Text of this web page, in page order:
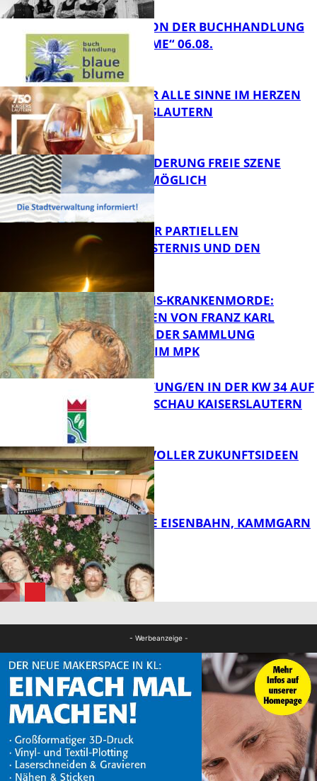
FB Kultur
LESETIPPS VON DER BUCHHANDLUNG
„BLAUE BLUME“ 06.08.
FB Kultur
GENÜSSE FÜR ALLE SINNE IM HERZEN
VON KAISERSLAUTERN
PROJEKTFÖRDERUNG FREIE SZENE
WEITERHIN MÖGLICH
Bildung
VORTRAG ZUR PARTIELLEN
SONNENFINSTERNIS UND DEN
PERSEIDEN
OPFER DER NS-KRANKENMORDE:
ZEICHNUNGEN VON FRANZ KARL
BÜHLER AUS DER SAMMLUNG
PRINZHORN IM MPK
FB Kultur
VERANSTALTUNG/EN IN DER KW 34 AUF
DER GARTENSCHAU KAISERSLAUTERN
FB Kultur
FILMROLLE VOLLER ZUKUNFTSIDEEN
DIE HÖCHSTE EISENBAHN, KAMMGARN
- Werbeanzeige -